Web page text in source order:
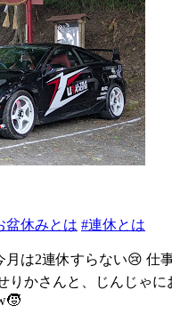
盆休みとは #連休とは
月は2連休すらない😢 仕
りかさんと、じんじゃに